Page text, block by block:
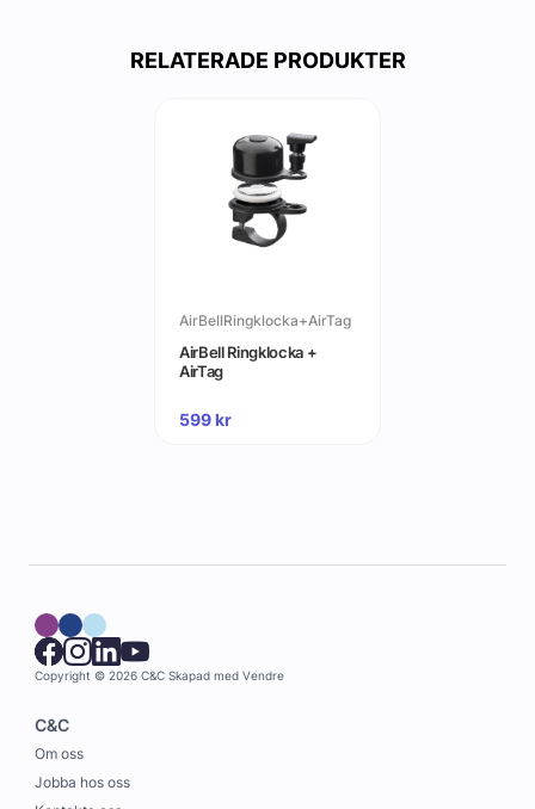
RELATERADE PRODUKTER
AirBellRingklocka+AirTag
AirBell Ringklocka +
AirTag
599kr
Copyright © 2026 C&C Skapad med Vendre
C&C
Om oss
Jobba hos oss